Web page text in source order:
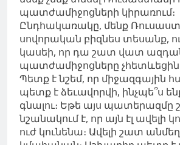
պատժամիջոցների կիրառում։
Ընդհակառակը, մենք
սովորական բիզնես տեսանք,
կասեի, որ դա շատ վատ
պատժամիջոցները չհետևեցին
Պետք է նշեմ, որ միջազգային
պետք է ձեւավորվի, ինչպե՞ս
գնալու։ Եթե ​​այս պատերազմը
նշանակում է, որ այն էլ ավելի
ուժ կունենա։ Ավելի շատ